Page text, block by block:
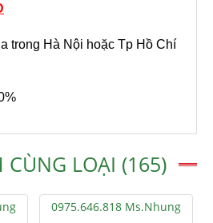
trong Hà Nội hoặc Tp Hồ Chí
CÙNG LOẠI (165)
0975.646.818 Ms.Nhung